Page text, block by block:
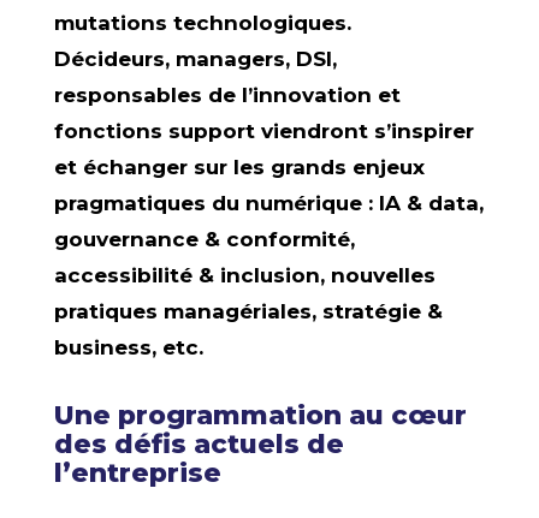
mutations technologiques.
Décideurs, managers, DSI,
responsables de l’innovation et
fonctions support viendront s’inspirer
et échanger sur les grands enjeux
pragmatiques du numérique : IA & data,
gouvernance & conformité,
accessibilité & inclusion, nouvelles
pratiques managériales, stratégie &
business, etc.
Une programmation au cœur
des défis actuels de
l’entreprise